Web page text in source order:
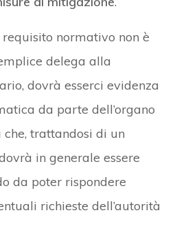
normativo non è
delega alla
dovrà esserci evidenza
da parte dell’organo
che, trattandosi di un
in generale essere
da poter rispondere
richieste dell’autorità